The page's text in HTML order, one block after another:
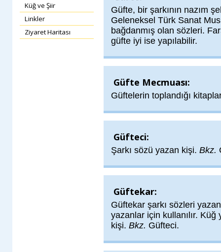
Küğ ve Şiir
Linkler
Ziyaret Haritası
Güfte, bir şarkının nazım
Geleneksel Türk Sanat
bağdanmış olan sözleri.
güfte iyi ise yapılabilir.
Güfte Mecmuası:
Güftelerin toplandığı
Güfteci:
Şarkı sözü yazan kişi. Bkz.
Güftekar:
Güftekar şarkı sözleri
yazanlar için kullanılır. Küğ
kişi. Bkz. Güfteci.